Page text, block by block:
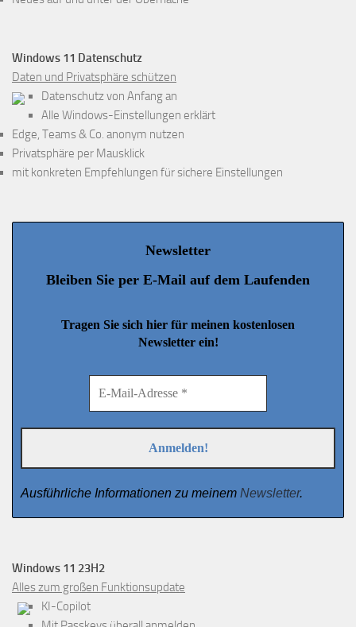
Windows 11 Datenschutz
Daten und Privatsphäre schützen
Datenschutz von Anfang an
Alle Windows-Einstellungen erklärt
Edge, Teams & Co. anonym nutzen
Privatsphäre per Mausklick
mit konkreten Empfehlungen für sichere Einstellungen
Newsletter
Bleiben Sie per E-Mail auf dem Laufenden
Tragen Sie sich hier für meinen kostenlosen
Newsletter ein!
Ausführliche Informationen zu meinem Newsletter.
Windows 11 23H2
Alles zum großen Funktionsupdate
KI-Copilot